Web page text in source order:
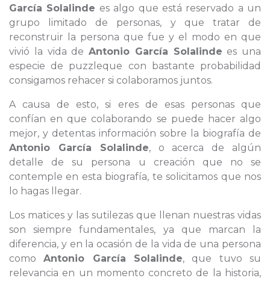
García Solalinde es algo que está reservado a un
grupo limitado de personas, y que tratar de
reconstruir la persona que fue y el modo en que
vivió la vida de Antonio García Solalinde es una
especie de puzzleque con bastante probabilidad
consigamos rehacer si colaboramos juntos.
A causa de esto, si eres de esas personas que
confían en que colaborando se puede hacer algo
mejor, y detentas información sobre la biografía de
Antonio García Solalinde, o acerca de algún
detalle de su persona u creación que no se
contemple en esta biografía, te solicitamos que nos
lo hagas llegar.
Los matices y las sutilezas que llenan nuestras vidas
son siempre fundamentales, ya que marcan la
diferencia, y en la ocasión de la vida de una persona
comoAntonio García Solalinde, que tuvo su
relevancia en un momento concreto de la historia,